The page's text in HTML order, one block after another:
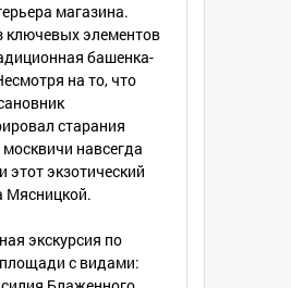
магазина.
ключевых элементов
башенка-
на то, что
старания
навсегда
этот экзотический
Мясницкой.
экскурсия по
с видами: